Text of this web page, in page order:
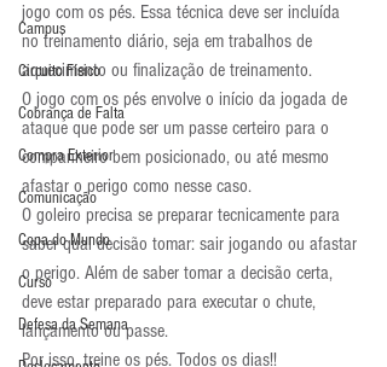
Campus
Circuito Físico
Cobrança de Falta
Compra Exterior
Comunicação
Copa do Mundo
Curso
Defesa da Semana
jogo com os pés. Essa técnica deve ser incluída
no treinamento diário, seja em trabalhos de
aquecimento ou finalização de treinamento.
O jogo com os pés envolve o início da jogada de
ataque que pode ser um passe certeiro para o
companheiro bem posicionado, ou até mesmo
afastar o perigo como nesse caso.
O goleiro precisa se preparar tecnicamente para
saber qual decisão tomar: sair jogando ou afastar
o perigo. Além de saber tomar a decisão certa,
deve estar preparado para executar o chute,
lançamento ou passe.
Por isso, treine os pés. Todos os dias!!